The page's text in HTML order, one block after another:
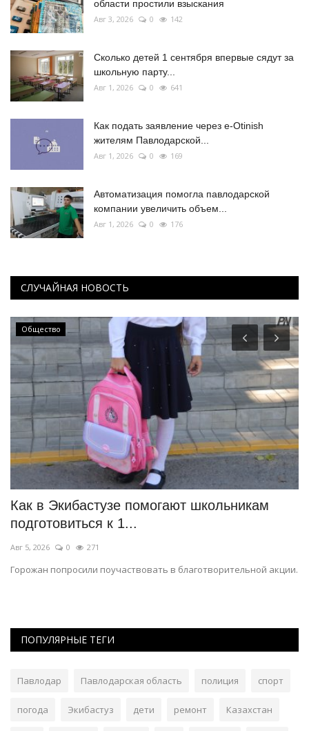
области простили взыскания
Авг 3, 2026 0 142
Сколько детей 1 сентября впервые сядут за
школьную парту...
Авг 1, 2026 0 641
Как подать заявление через e-Otinish
жителям Павлодарской...
Авг 1, 2026 0 169
Автоматизация помогла павлодарской
компании увеличить объем...
Авг 1, 2026 0 176
СЛУЧАЙНАЯ НОВОСТЬ
Общество
Как в Экибастузе помогают школьникам
подготовиться к 1...
Авг 5, 2026 0 271
Горожан попросили поучаствовать в благотворительной акции.
ПОПУЛЯРНЫЕ ТЕГИ
Павлодар Павлодарская область полиция спорт
погода Экибастуз дети ремонт Казахстан